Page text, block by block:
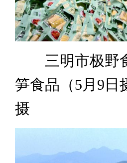
三明市极野食
笋食品（5月9日
摄